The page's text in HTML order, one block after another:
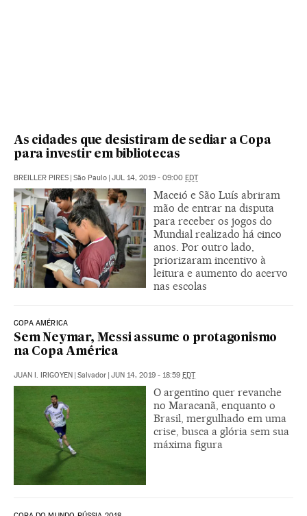
As cidades que desistiram de sediar a Copa
para investir em bibliotecas
BREILLER PIRES São Paulo JUL 14, 2019 - 09:00 EDT
Maceió e São Luís abriram
mão de entrar na disputa
para receber os jogos do
Mundial realizado há cinco
anos. Por outro lado,
priorizaram incentivo à
leitura e aumento do acervo
nas escolas
COPA AMÉRICA
Sem Neymar, Messi assume o protagonismo
na Copa América
JUAN I. IRIGOYEN Salvador JUN 14, 2019 - 18:59 EDT
O argentino quer revanche
no Maracanã, enquanto o
Brasil, mergulhado em uma
crise, busca a glória sem sua
máxima figura